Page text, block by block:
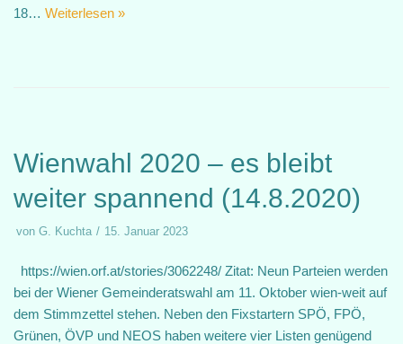
18… Weiterlesen »
Wienwahl 2020 – es bleibt
weiter spannend (14.8.2020)
von G. Kuchta 15. Januar 2023
https://wien.orf.at/stories/3062248/ Zitat: Neun Parteien werden
bei der Wiener Gemeinderatswahl am 11. Oktober wien-weit auf
dem Stimmzettel stehen. Neben den Fixstartern SPÖ, FPÖ,
Grünen, ÖVP und NEOS haben weitere vier Listen genügend